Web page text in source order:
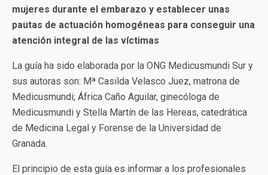
mujeres durante el embarazo y establecer unas
pautas de actuación homogéneas para conseguir una
atención integral de las víctimas
La guía ha sido elaborada por la ONG Medicusmundi Sur y
sus autoras son: Mª Casilda Velasco Juez, matrona de
Medicusmundi; África Caño Aguilar, ginecóloga de
Medicusmundi y Stella Martín de las Hereas, catedrática
de Medicina Legal y Forense de la Universidad de
Granada.
El principio de esta guía es informar a los profesionales